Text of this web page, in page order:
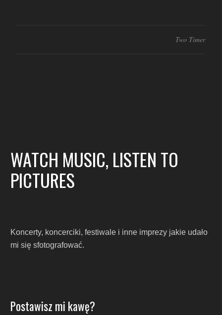
Two Timer
WATCH MUSIC, LISTEN TO
PICTURES
Koncerty, koncerciki, festiwale i inne imprezy jakie udało
mi się sfotografować.
Postawisz mi kawę?